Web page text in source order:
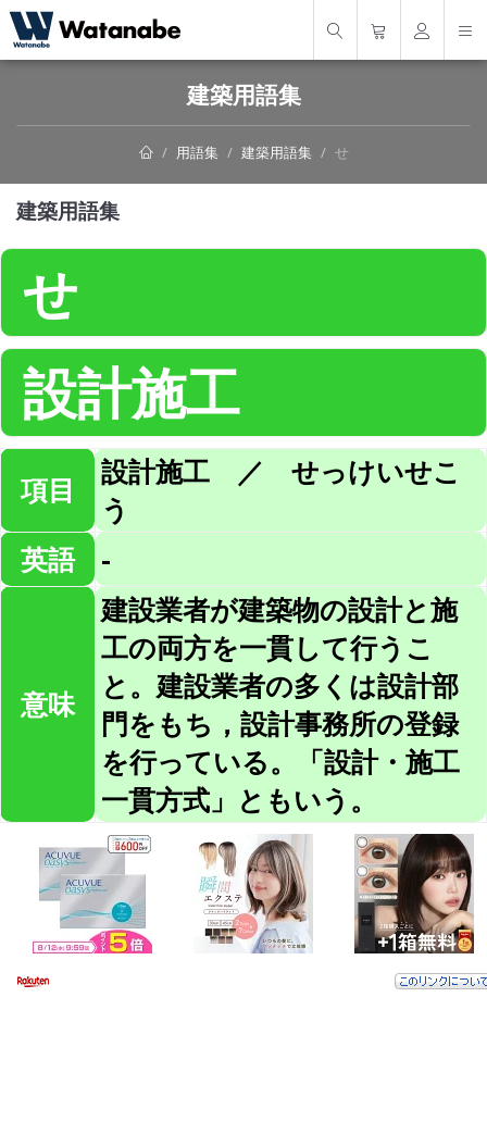
建築用語集
用語集 建築用語集 せ
建築用語集
せ
設計施工
項目
設計施工 ／ せっけいせこ
う
英語
-
意味
建設業者が建築物の設計と施
工の両方を一貫して行うこ
と。建設業者の多くは設計部
門をもち，設計事務所の登録
を行っている。「設計・施工
一貫方式」ともいう。